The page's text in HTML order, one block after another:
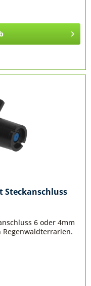
Steckanschluss
6 oder 4mm